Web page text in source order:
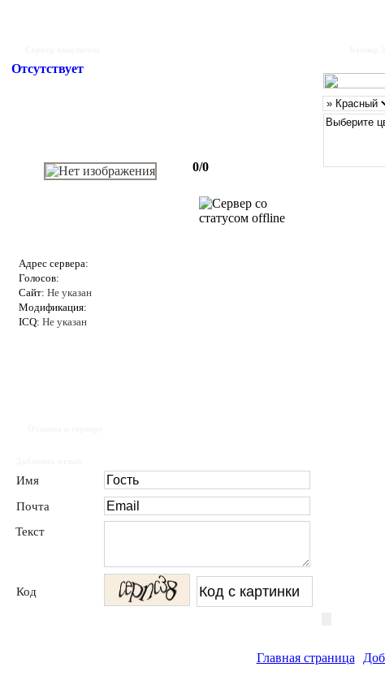
Отсутствует
0/0
Адрес сервера:
Голосов:
Сайт: Не указан
Модификация:
ICQ: Не указан
Имя
Почта
Текст
Код
Главная страница